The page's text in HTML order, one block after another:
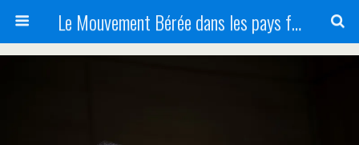
Le Mouvement Bérée dans les pays francophones